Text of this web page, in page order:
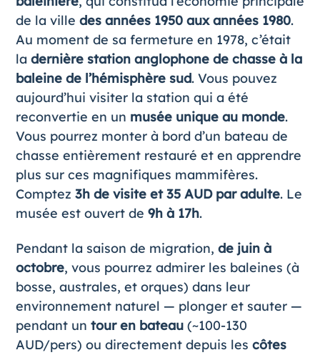
de la ville des années 1950 aux années 1980.
Au moment de sa fermeture en 1978, c’était
la dernière station anglophone de chasse à la
baleine de l’hémisphère sud. Vous pouvez
aujourd’hui visiter la station qui a été
reconvertie en un musée unique au monde.
Vous pourrez monter à bord d’un bateau de
chasse entièrement restauré et en apprendre
plus sur ces magnifiques mammifères.
Comptez 3h de visite et 35 AUD par adulte. Le
musée est ouvert de 9h à 17h.
Pendant la saison de migration, de juin à
octobre, vous pourrez admirer les baleines (à
bosse, australes, et orques) dans leur
environnement naturel — plonger et sauter —
pendant un tour en bateau(~100-130
AUD/pers) ou directement depuis les côtes